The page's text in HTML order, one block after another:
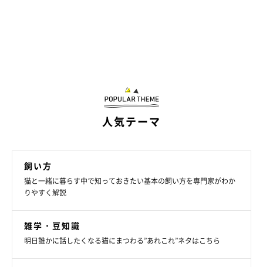
人気テーマ
飼い方
猫と一緒に暮らす中で知っておきたい基本の飼い方を専門家がわか
りやすく解説
雑学・豆知識
明日誰かに話したくなる猫にまつわる”あれこれ”ネタはこちら